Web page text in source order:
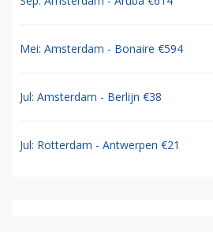
Mei: Amsterdam - Bonaire €594
Jul: Amsterdam - Berlijn €38
Jul: Rotterdam - Antwerpen €21